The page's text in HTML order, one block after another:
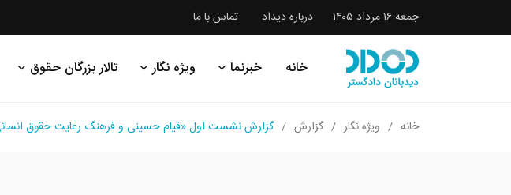
جمعه ۱۶ مرداد ۱۴۰۵ درباره دیداد تماس با ما
خانه خبرنما ویژه نگار تالار بزرگان حقوق
خانه ویژه نگار گزارش گزارش نشست اول «قیام حسینی و فرهنگ رعایت حقوق